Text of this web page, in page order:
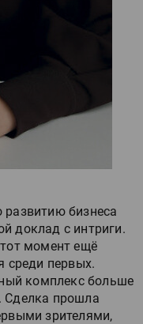
бизнеса
доклад с интриги.
момент ещё
среди первых.
комплекс больше
Сделка прошла
зрителями,